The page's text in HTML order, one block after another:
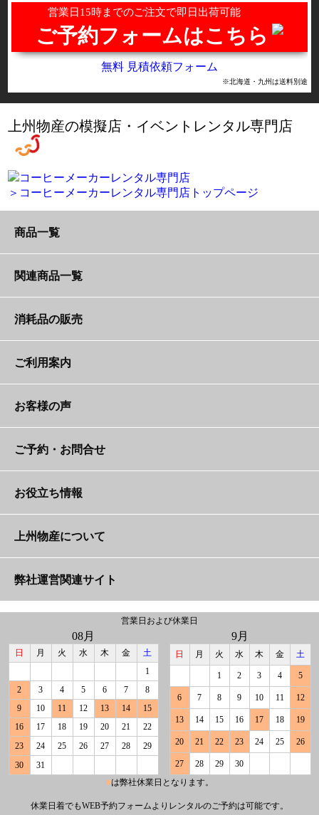
営業日15時までのご注文で即日出荷可能
ご予約フォームはこちら
無料 見積依頼フォーム
※北海道・九州は送料別途
上州物産の模擬店・イベントレンタル専門店
＞コーヒーメーカーレンタル専門店トップページ
商品一覧
保温プレート付き業務用コーヒーメーカーの紹
介・仕様
魔法瓶保温ポット付き業務用コーヒーの紹介・
仕様
デロンギ高機能コーヒーマシンの紹介・仕様
関連商品一覧
耐熱ガラスデカンタ：1.8L
コーヒー用魔法瓶保温ポット：2.5L
延長コード20m 15A
延長コード20m 20A
ステンレス台（小）
ステンレス台（大）
折りたたみパイプ椅子
折りたたみテーブル
消耗品の販売
コーヒーフィルター：25枚
ご利用案内
独自の保証体制
予約・返却方法とレンタルの流れ
支払方法
全国対応・再配達も可能な宅配便でお届け
自社開発の梱包資材で破損対策
商品と一緒に送るその他の備品
一緒に送る取扱説明書データ
お得な長期延長料金
お客様の声
お客様の声
ご予約・お問合せ
ご予約・お問合せフォーム
お役立ち情報
よくいただくご質問
上州物産について
納入実績
運営会社・スタッフ紹介
上州物産社内ツアー
特定商取引法に基づく表示
弊社運営関連サイト
テントレンタル専門店
採用サイト
営業日および休業日
08月
日 月 火 水 木 金
土
1
2
3 4 5 6 7
8
9
10 11 12 13 14
15
16
17 18 19 20 21
22
23
24 25 26 27 28
29
30
31
9月
日 月 火 水 木 金 土
1 2 3 4 5
6 7 8 9 10 11 12
13 14 15 16 17 18 19
20 21 22 23 24 25 26
27 28 29
30
■は弊社休業日となります。
休業日着でもWEB予約フォームよりレンタルのご予約は可能です。